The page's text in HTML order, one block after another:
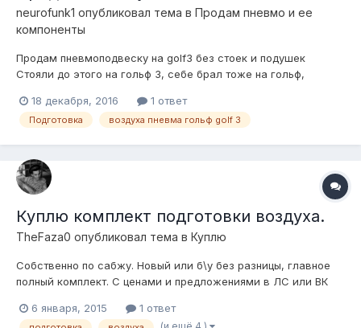
neurofunk1 опубликовал тема в Продам пневмо и ее
компоненты
Продам пневмоподвеску на golf3 без стоек и подушек
Стояли до этого на гольф 3, себе брал тоже на гольф,
покупке: Блок клапанов 4 контура "админ" Компрессор
беркут р20 Ресивер "админ" Аварийный клапан сброса
18 декабря, 2016 1 ответ
Подготовка воздуха пневма гольф golf 3
Куплю комплект подготовки воздуха.
TheFaza0 опубликовал тема в Куплю
Собственно по сабжу. Новый или б\у без разницы, главное
полный комплект. С ценами и предложениями в ЛС или ВК
6 января, 2015
1 ответ